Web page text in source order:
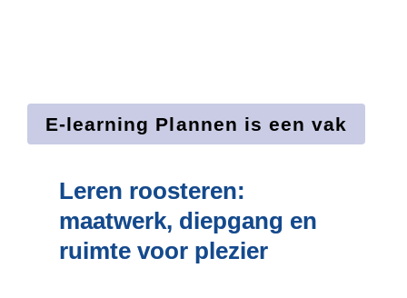
E-learning Plannen is een vak
Leren roosteren:
maatwerk, diepgang en
ruimte voor plezier